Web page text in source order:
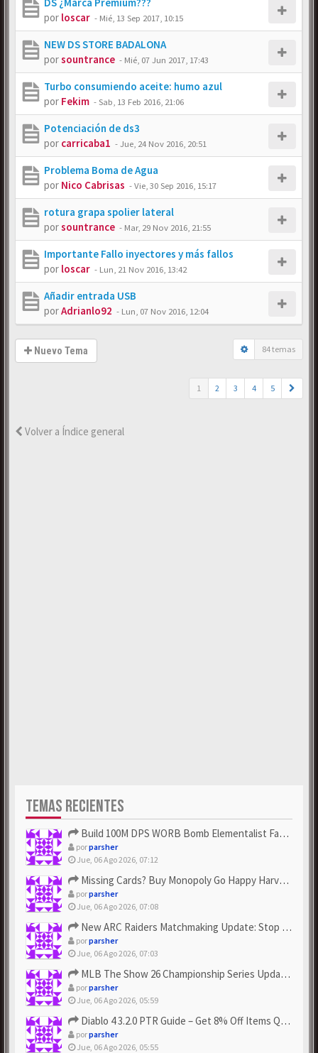
por loscar - Mié, 13 Sep 2017, 10:15
NEW DS STORE BADALONA
porsountrance - Mié, 07 Jun 2017, 17:43
Turbo consumiendo aceite: humo azul
por Fekim -Sab, 13 Feb 2016, 21:06
Potenciación de ds3
por carricaba1 -Jue, 24 Nov 2016, 20:51
Problema Boma de Agua
por Nico Cabrisas -Vie, 30 Sep 2016, 15:17
rotura grapa spolier lateral
porsountrance - Mar, 29 Nov 2016, 21:55
Importante Fallo inyectores y más fallos
por loscar - Lun, 21 Nov 2016, 13:42
Añadir entrada USB
porAdrianlo92 - Lun, 07 Nov 2016, 12:04
Nuevo Tema 84 temas
1 2 3 4 5
Volver a Índice general
TEMAS RECIENTES
Build 100M DPS WORB Bomb Elementalist Fast - Grab POE Curren...
porparsher
Jue, 06 Ago 2026, 07:12
Missing Cards? Buy Monopoly Go Happy Harvest with Looney Tun...
porparsher
Jue, 06 Ago 2026, 07:08
New ARC Raiders Matchmaking Update: Stop Failed - Grab Bluep...
porparsher
Jue, 06 Ago 2026, 07:03
MLB The Show 26 Championship Series Update! Get Cheap & ...
porparsher
Jue, 06 Ago 2026, 05:59
Diablo 4 3.2.0 PTR Guide – Get 8% Off Items Quickly to Test ...
porparsher
Jue, 06 Ago 2026, 05:55